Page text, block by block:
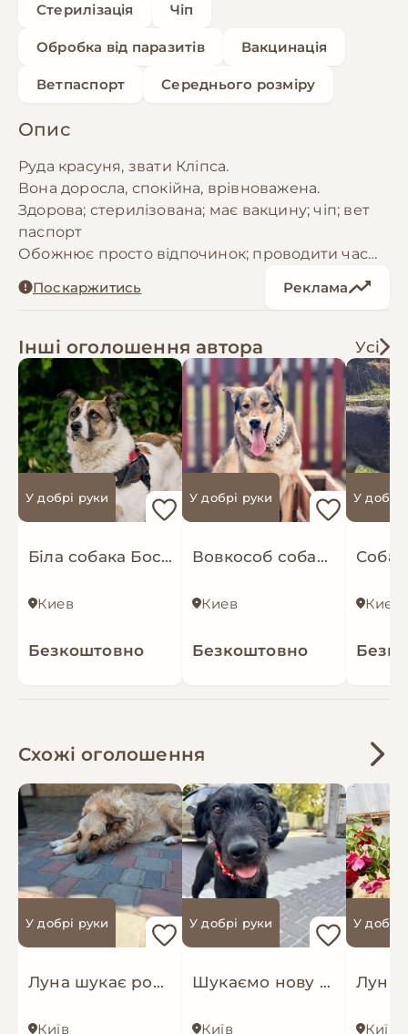
Стерилізація Чіп
Обробка від паразитів Вакцинація
Ветпаспорт Середнього розміру
Опис
Руда красуня, звати Кліпса.
Вона доросла, спокійна, врівноважена.
Здорова; стерилізована; має вакцину; чіп; вет
паспорт
Обожнює просто відпочинок; проводити час
Може дути другою собакою.
Фото та відео надішлю додатково, безкоштовно
доставлю в будь -яку точку
Живе у притулку
Поскаржитись Реклама
Інші оголошення автора Усі
У добрі руки
Біла собака Бос хлопчик
Киев
Безкоштовно
У добрі руки
Вовкособ собака з притулку кобель
Киев
Безкоштовно
У добрі
Киев
Схожі оголошення
У добрі руки
Луна шукає родину
Київ
У добрі руки
Шукаємо нову родину покинутим собачкам
Київ
У добрі
Київ